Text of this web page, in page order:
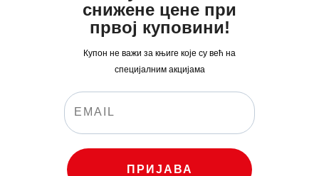
снижене цене при
првој куповини!
Купон не важи за књиге које су већ на
специјалним акцијама
ПРИЈАВА